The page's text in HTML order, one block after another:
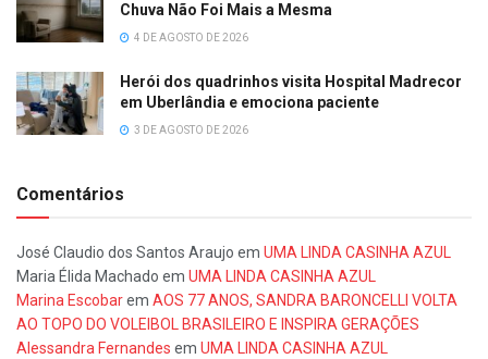
Chuva Não Foi Mais a Mesma
4 DE AGOSTO DE 2026
Herói dos quadrinhos visita Hospital Madrecor
em Uberlândia e emociona paciente
3 DE AGOSTO DE 2026
Comentários
José Claudio dos Santos Araujo em UMA LINDA CASINHA AZUL
Maria Élida Machado em UMA LINDA CASINHA AZUL
Marina Escobarem AOS 77 ANOS, SANDRA BARONCELLI VOLTA
AO TOPO DO VOLEIBOL BRASILEIRO E INSPIRA GERAÇÕES
Alessandra Fernandes em UMA LINDA CASINHA AZUL